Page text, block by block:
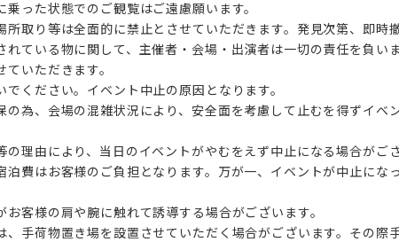
った状態でのご観覧はご遠慮願います。
取り等は全面的に禁止とさせていただきます。発見次第、即時
れている物に関して、主催者・会場・出演者は一切の責任を負い
いただきます。
ください。イベント中止の原因となります。
為、会場の混雑状況により、安全面を考慮して止むを得ずイベ
理由により、当日のイベントがやむをえず中止になる場合がご
費はお客様のご負担となります。万が一、イベントが中止にな
客様の肩や腕に触れて誘導する場合がございます。
手荷物置き場を設置させていただく場合がございます。その際